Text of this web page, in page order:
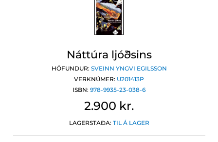
Náttúra ljóðsins
HÖFUNDUR: SVEINN YNGVI EGILSSON
VERKNÚMER: U201413P
ISBN: 978-9935-23-038-6
2.900 kr.
LAGERSTAÐA: TIL Á LAGER